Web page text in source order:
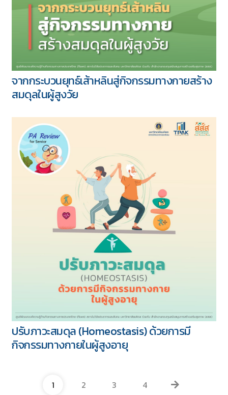
จากกระบวนยุทธ์เส้าหลินสู่กิจกรรมทางกายสร้าง
สมดุลในผู้สูงวัย
ปรับภาวะสมดุล (Homeostasis) ด้วยการมี
กิจกรรมทางกายในผู้สูงอายุ
1 2 3 4